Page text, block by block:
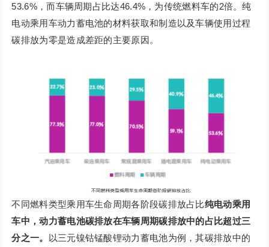
53.6%，而车辆周期占比达46.4%，为传统燃料车的2倍。纯
电动乘用车动力蓄电池的材料获取和制造以及车辆使用过程
碳排放为零是造成差距的主要原因。
不同燃料类型乘用车生命周期各阶段碳排放占比纯电动乘用
车中，动力蓄电池碳排放在车辆周期碳排放中的占比超过三
分之一。
以三元镍钴锰酸锂动力蓄电池为例，其碳排放中的